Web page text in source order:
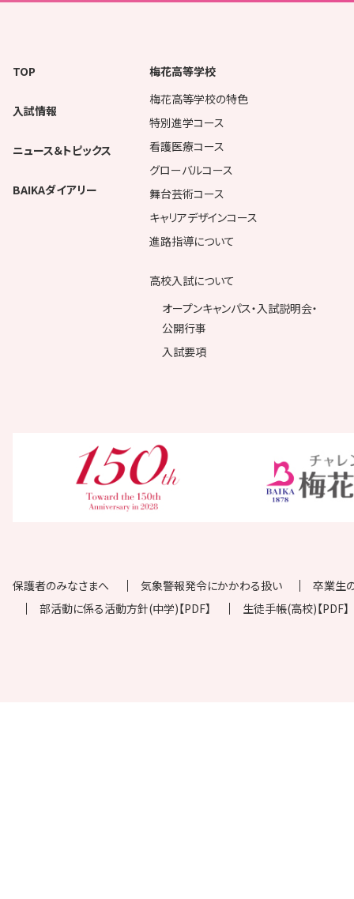
TOP
入試情報
ニュース＆トピックス
BAIKAダイアリー
梅花高等学校
梅花高等学校の特色
特別進学コース
看護医療コース
グローバルコース
舞台芸術コース
キャリアデザインコース
進路指導について
高校入試について
オープンキャンパス・入試説明会・
公開行事
入試要項
保護者のみなさまへ 気象警報発令にかかわる扱い
卒業生
部活動に係る活動方針(中学)【PDF】
生徒手帳(高校)【PDF】